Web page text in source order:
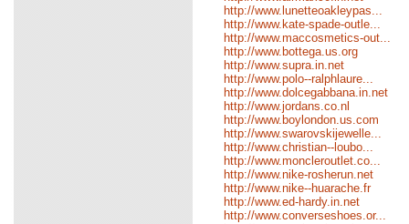
http://www.lunetteoakleypas...
http://www.kate-spade-outle...
http://www.maccosmetics-out...
http://www.bottega.us.org
http://www.supra.in.net
http://www.polo--ralphlaure...
http://www.dolcegabbana.in.net
http://www.jordans.co.nl
http://www.boylondon.us.com
http://www.swarovskijewelle...
http://www.christian--loubo...
http://www.moncleroutlet.co...
http://www.nike-rosherun.net
http://www.nike--huarache.fr
http://www.ed-hardy.in.net
http://www.converseshoes.or...